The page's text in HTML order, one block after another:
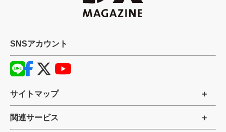
SNSアカウント
サイトマップ
関連サービス